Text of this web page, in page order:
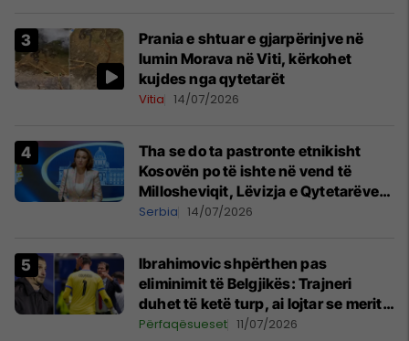
Prania e shtuar e gjarpërinjve në
lumin Morava në Viti, kërkohet
kujdes nga qytetarët
Vitia 14/07/2026
Tha se do ta pastronte etnikisht
Kosovën po të ishte në vend të
Millosheviqit, Lëvizja e Qytetarëve
të Lirë në Serbi kërkon shkarkimin e
Serbia 14/07/2026
Ibrahimovic shpërthen pas
eliminimit të Belgjikës: Trajneri
duhet të ketë turp, ai lojtar se meritoi
të luante
Përfaqësueset 11/07/2026